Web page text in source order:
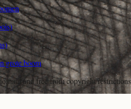
grote boom
and free from copyright